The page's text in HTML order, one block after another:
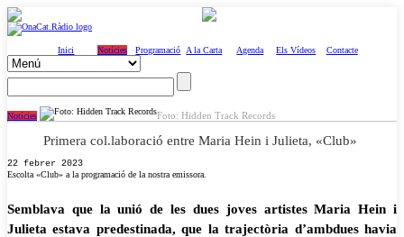
Inici Notícies Programació A la Carta Agenda Els Vídeos Contacte
Notícies Foto: Hidden Track Records
Primera col.laboració entre Maria Hein i Julieta, «Club»
22 febrer 2023
Escolta «Club» a la programació de la nostra emissora.
Semblava que la unió de les dues joves artistes Maria Hein i
Julieta estava predestinada, que la trajectòria d’ambdues havia